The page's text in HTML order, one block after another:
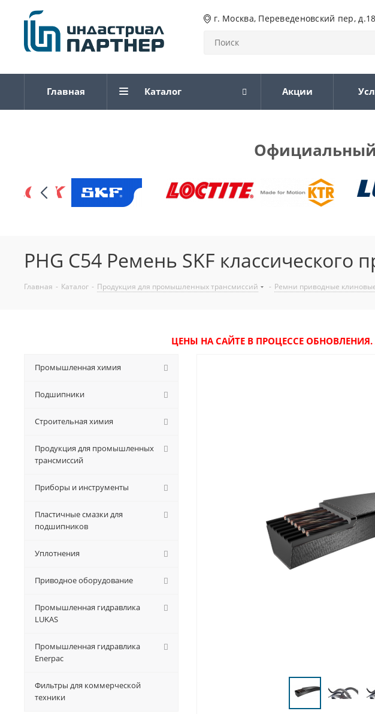
г. Москва, Переведеновский пер,
Главная Каталог Акции
Официальный
PHG C54 Ремень SKF классического
Главная - Каталог - Продукция для промышленных трансмиссий - Ремни приводные
ЦЕНЫ НА САЙТЕ В ПРОЦЕССЕ
Промышленная химия
Подшипники
Строительная химия
Продукция для промышленных
трансмиссий
Приборы и инструменты
Пластичные смазки для
подшипников
Уплотнения
Приводное оборудование
Промышленная гидравлика
LUKAS
Промышленная гидравлика
Enerpac
Фильтры для коммерческой
техники